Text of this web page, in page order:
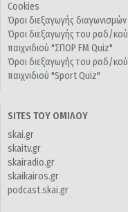
Cookies
Όροι διεξαγωγής διαγωνισμών
Όροι διεξαγωγής του ραδ/κού
παιχνιδιού "ΣΠΟΡ FM Quiz"
Όροι διεξαγωγής του ραδ/κού
παιχνιδιού "Sport Quiz"
SITES ΤΟΥ ΟΜΙΛΟΥ
skai.gr
skaitv.gr
skairadio.gr
skaikairos.gr
podcast.skai.gr